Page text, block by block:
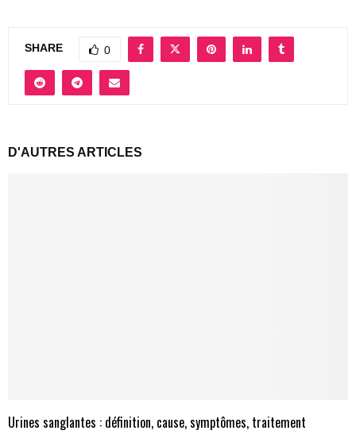
SHARE 0
D'AUTRES ARTICLES
Urines sanglantes : définition, cause, symptômes, traitement